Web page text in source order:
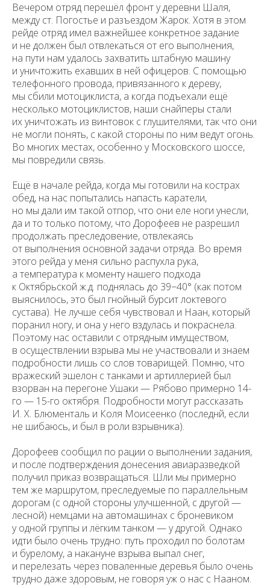
Вечером отряд перешёл фронт у деревни Шаля,
между ст. Погостье и разъездом Жарок. Хотя в этом
рейде отряд имел важнейшее конкретное задание
и не должен был отвлекаться от его выполнения,
на пути нам удалось захватить штабную машину
и уничтожить ехавших в ней офицеров. С помощью
телефонного провода, привязанного к дереву,
мы сбили мотоциклиста, а когда подъехали ещё
несколько мотоциклистов, наши снайперы стали
их уничтожать из винтовок с глушителями, так что они
не могли понять, с какой стороны по ним ведут огонь.
Во многих местах, особенно у Московского шоссе,
мы повредили связь.
Ещё в начале рейда, когда мы готовили на кострах
обед, на нас попытались напасть каратели,
но мы дали им такой отпор, что они еле ноги унесли,
да и то только потому, что Дорофеев не разрешил
продолжать преследовение, отвлекаясь
от выполнения основной задачи отряда. Во время
этого рейда у меня сильно распухла рука,
а температура к моменту нашего подхода
к Октябрьской ж.д. поднялась до 39−40° (как потом
выяснилось, это был гнойный бурсит локтевого
сустава). Не лучше себя чувствовал и Наан, который
поранил ногу, и она у него вздулась и покраснела.
Поэтому нас оставили с отрядным имуществом,
в осуществлении взрыва мы не участвовали и знаем
подробности лишь со слов товарищей. Помню, что
вражеский эшелон с танками и артиллерией был
взорван на перегоне Ушаки — Рябово примерно 14-
го — 15-го октября. Подробности могут рассказать
И. Х. Блюменталь и Коля Моисеенко (последнй, если
не шибаюсь, и был в роли взрывника).
Дорофеев сообщил по рации о выполнении задания,
и после подтверждения донесения авиаразведкой
получил приказ возвращаться. Шли мы примерно
тем же маршрутом, преследуемые по параллельным
дорогам (с одной стороны улучшенной, с другой —
лесной) немцами на автомашинах с броневиком
у одной группы и лёгким танком — у другой. Однако
идти было очень трудно: путь проходил по болотам
и бурелому, а накануне взрыва выпал снег,
и перелезать через поваленные деревья было очень
трудно даже здоровым, не говоря уж о нас с Нааном.